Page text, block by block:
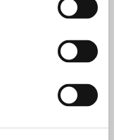
for
wine
kiss at
the distant
recenzii
award-
A teacher